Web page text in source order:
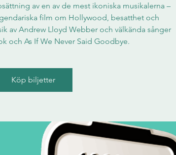
av en av de mest ikoniska musikalerna –
film om Hollywood, besatthet och
av Andrew Lloyd Webber och välkända sånger
och As If We Never Said Goodbye.
Köp biljetter